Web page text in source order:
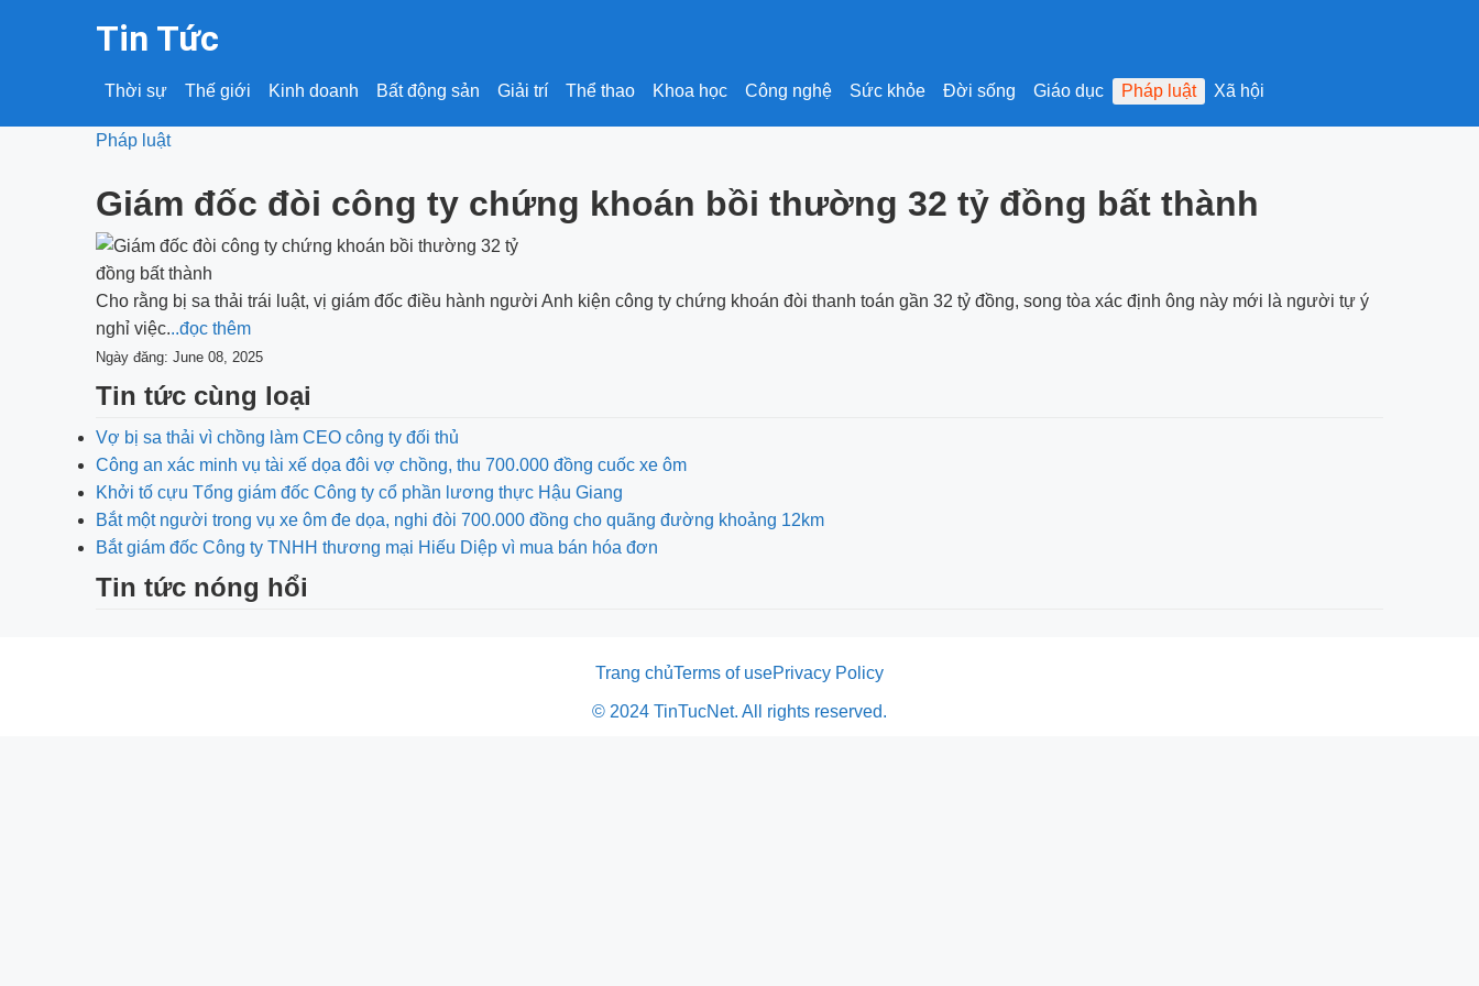
Tin Tức
Thời sự Thế giới Kinh doanh Bất động sản Giải trí Thể thao Khoa học Công nghệ Sức khỏe Đời sống Giáo dục Pháp luật Xã hội
Pháp luật
Giám đốc đòi công ty chứng khoán bồi thường 32 tỷ đồng bất thành
Cho rằng bị sa thải trái luật, vị giám đốc điều hành người Anh kiện công ty chứng khoán đòi thanh toán gần 32 tỷ đồng, song tòa xác định ông này mới là người tự ý
nghỉ việc...đọc thêm
Ngày đăng: June 08, 2025
Tin tức cùng loại
Vợ bị sa thải vì chồng làm CEO công ty đối thủ
Công an xác minh vụ tài xế dọa đôi vợ chồng, thu 700.000 đồng cuốc xe ôm
Khởi tố cựu Tổng giám đốc Công ty cổ phần lương thực Hậu Giang
Bắt một người trong vụ xe ôm đe dọa, nghi đòi 700.000 đồng cho quãng đường khoảng 12km
Bắt giám đốc Công ty TNHH thương mại Hiếu Diệp vì mua bán hóa đơn
Tin tức nóng hổi
Trang chủTerms of usePrivacy Policy
© 2024 TinTucNet. All rights reserved.